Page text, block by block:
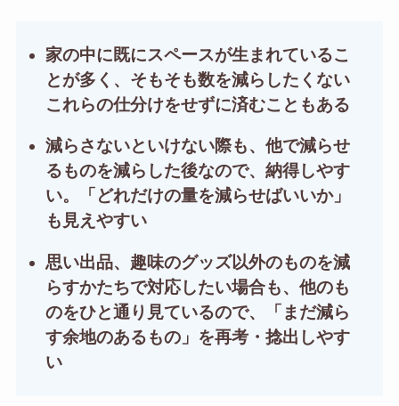
家の中に既にスペースが生まれているこ
とが多く、そもそも数を減らしたくない
これらの仕分けをせずに済むこともある
減らさないといけない際も、他で減らせ
るものを減らした後なので、納得しやす
い。「どれだけの量を減らせばいいか」
も見えやすい
思い出品、趣味のグッズ以外のものを減
らすかたちで対応したい場合も、他のも
のをひと通り見ているので、「まだ減ら
す余地のあるもの」を再考・捻出しやす
い